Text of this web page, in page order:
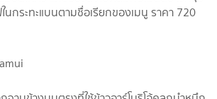
นกระทะแบนตามชื่อเรียกของเมนู ราคา 720